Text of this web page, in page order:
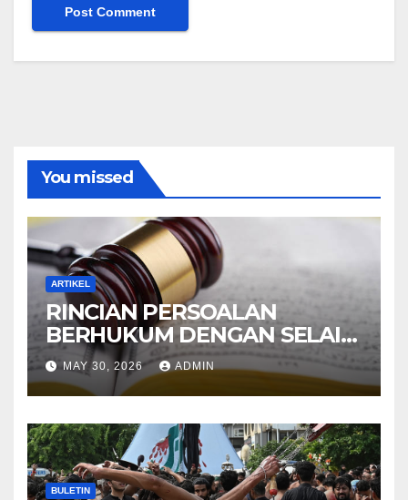
You missed
ARTIKEL
RINCIAN PERSOALAN
BERHUKUM DENGAN SELAIN
HUKUM ALLAH DALAM
KITAB AT-TAMHID SYARAH
KITAB AT-TAUHID
MAY 30, 2026 ADMIN
BULETIN